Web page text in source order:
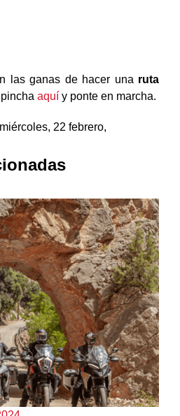
las ganas de hacer una ruta
pincha aquí y ponte en marcha.
miércoles, 22 febrero,